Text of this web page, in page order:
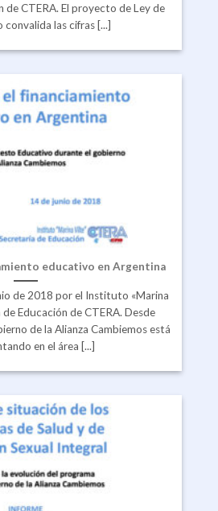
de CTERA. El proyecto de Ley de
las cifras [...]
educativo en Argentina
de 2018 por el Instituto «Marina
Educación de CTERA. Desde
de la Alianza Cambiemos está
en el área [...]